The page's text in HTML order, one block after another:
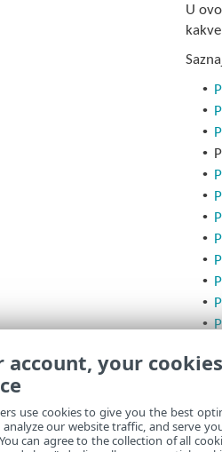
U
•
•
•
•
•
•
•
•
•
•
•
•
•
•
•
account, your cookies
use cookies to give you the best
our website traffic, and serve
can agree to the collection of all